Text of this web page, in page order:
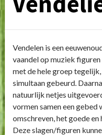
Vendelen is een
vaandel op muziek
met de hele groep
simultaan gebeurd.
natuurlijk netjes
vormen samen een
omschreven, het goede
Deze slagen/figuren